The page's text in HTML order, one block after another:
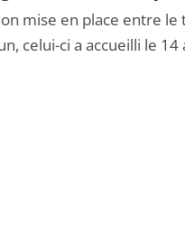
mise en place entre
celui-ci a accueilli le 14